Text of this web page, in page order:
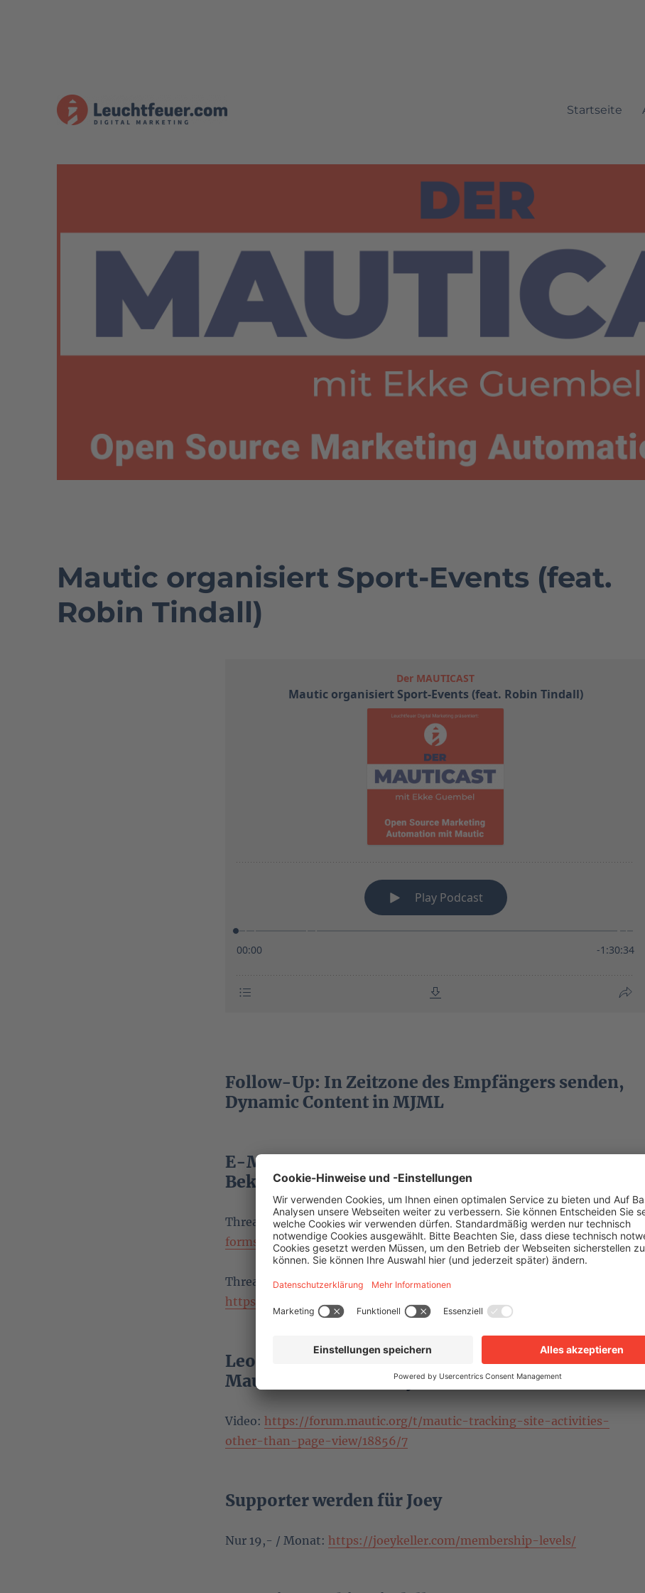
Startseite
Mautic organisiert Sport-Events (feat.
Robin Tindall)
Follow-Up: In Zeitzone des Empfängers senden,
Dynamic Content in MJML
E-Mail Spam per Formular: Warnung und
Bekämpfung
Thread im Forum:https://forum.mautic.org/t/spambots-abuse-mautic-
forms/22316/3
Thread auf Slack (deutsch):
https://mautic.slack.com/archives/CFYFTLK6K/p1642786101020800
Leo Schuler: Google Tag Manager Events in der
Mautic Contact History
Video: https://forum.mautic.org/t/mautic-tracking-site-activities-
other-than-page-view/18856/7
Supporter werden für Joey
Nur 19,- / Monat: https://joeykeller.com/membership-levels/